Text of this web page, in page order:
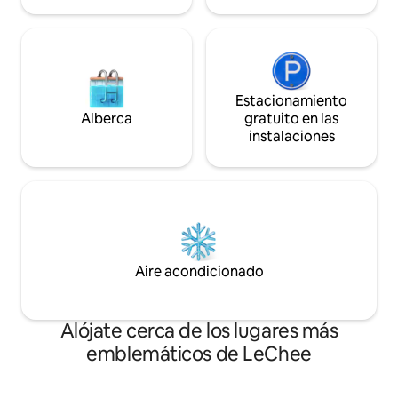
Alberca
Estacionamiento
gratuito en las
instalaciones
Aire acondicionado
Alójate cerca de los lugares más
emblemáticos de LeChee